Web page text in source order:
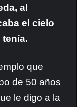
al
el cielo
tenía.
que
de 50 años
le digo a la